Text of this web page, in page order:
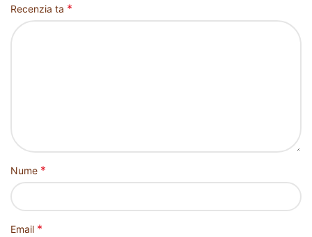
Recenzia ta *
Nume *
Email *